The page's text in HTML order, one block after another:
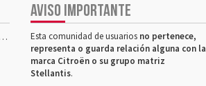
AVISO IMPORTANTE
Esta comunidad de usuarios no pertenece,
representa o guarda relación alguna con la
marca Citroën o su grupo matriz
Stellantis.